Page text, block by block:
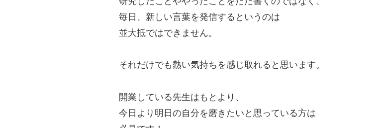
毎日、新しい言葉を発信するというのは
並大抵ではできません。
それだけでも熱い気持ちを感じ取れると思います。
開業している先生はもとより、
今日より明日の自分を磨きたいと思っている方は